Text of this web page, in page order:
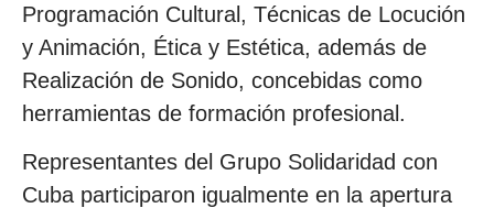
Programación Cultural, Técnicas de Locución
y Animación, Ética y Estética, además de
Realización de Sonido, concebidas como
herramientas de formación profesional.
Representantes del Grupo Solidaridad con
Cuba participaron igualmente en la apertura